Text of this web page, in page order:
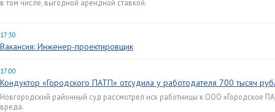
в том числе, выгодной арендной ставкой.
17:30
Вакансия: Инженер-проектировщик
17:00
Кондуктор «Городского ПАТП» отсудила у работодателя 700 тысяч
Новгородский районный суд рассмотрел иск работницы к ООО «Городское
вреда.